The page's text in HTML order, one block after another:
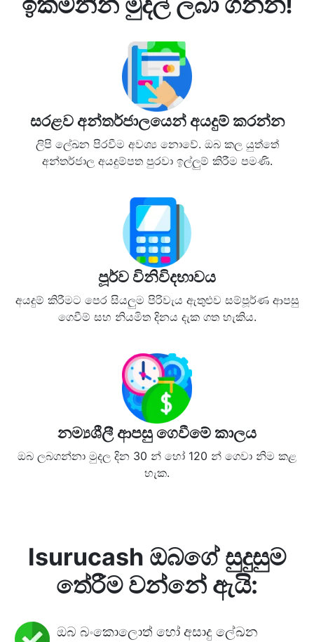
සරළව අන්තර්ජාලයෙන් අයදුම් කරන්න
ලිපි ලේඛන පිරවීම අවශ්‍ය නොවේ. ඔබ කල යුත්තේ
අන්තර්ජාල අයදුම්පත පුරවා ඉල්ලුම් කිරීම පමණි.
පූර්ව විනිවිදභාවය
අයදුම් කිරීමට පෙර සියලුම පිරිවැය ඇතුළුව සම්පූර්ණ ආපසු
ගෙවීම් සහ නියමිත දිනය දැක ගත හැකිය.
නම්‍යශීලී ආපසු ගෙවීමේ කාලය
ඔබ ලබගන්නා මුදල දින 30 න් හෝ 120 න් ගෙවා නිම කළ
හැක.
Isurucash ඔබගේ සුදුසුම
තේරීම වන්නේ ඇයි:
ඔබ බංකොලොත් හෝ අසාදු ලේඛන